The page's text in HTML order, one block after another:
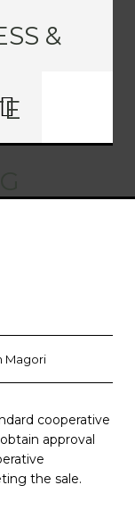
&
Magori
cooperative
approval
the sale.